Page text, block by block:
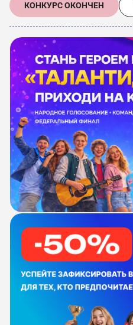
КОНКУРС ОКОНЧЕН